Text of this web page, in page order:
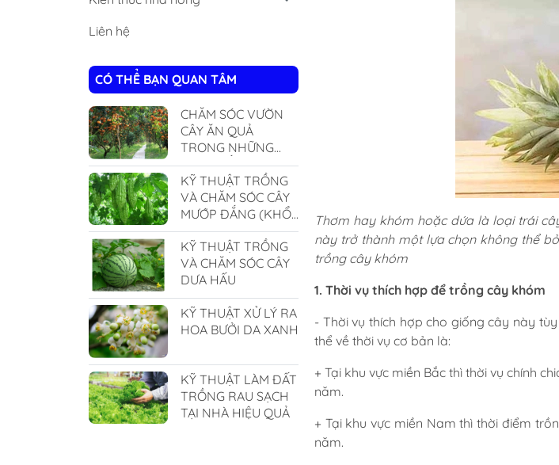
Thơm hay khóm hoặc dứa là loại trái
này trở thành một lựa chọn không thể
trồng cây khóm
1. Thời vụ thích hợp để trồng cây khóm
- Thời vụ thích hợp cho giống cây này
thể về thời vụ cơ bản là:
+ Tại khu vực miền Bắc thì thời vụ chính
năm.
+ Tại khu vực miền Nam thì thời điểm
năm.
Liên hệ
CÓ THỂ BẠN QUAN TÂM
CHĂM SÓC VƯỜN
CÂY ĂN QUẢ
TRONG NHỮNG
NGÀY NẮNG NÓNG
KỸ THUẬT TRỒNG
VÀ CHĂM SÓC CÂY
MƯỚP ĐẮNG (KHỔ
QUA)
KỸ THUẬT TRỒNG
VÀ CHĂM SÓC CÂY
DƯA HẤU
KỸ THUẬT XỬ LÝ RA
HOA BƯỞI DA XANH
KỸ THUẬT LÀM ĐẤT
TRỒNG RAU SẠCH
TẠI NHÀ HIỆU QUẢ